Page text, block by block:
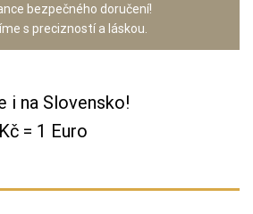
bezpečného doručení!
s precizností a láskou.
i na Slovensko!
= 1 Euro